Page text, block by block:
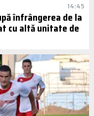
14:45
înfrângerea de la
cu altă unitate de